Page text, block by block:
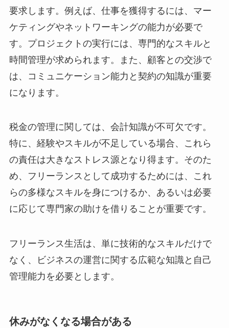
要求します。例えば、仕事を獲得するには、マー
ケティングやネットワーキングの能力が必要で
す。プロジェクトの実行には、専門的なスキルと
時間管理が求められます。また、顧客との交渉で
は、コミュニケーション能力と契約の知識が重要
になります。
税金の管理に関しては、会計知識が不可欠です。
特に、経験やスキルが不足している場合、これら
の責任は大きなストレス源となり得ます。そのた
め、フリーランスとして成功するためには、これ
らの多様なスキルを身につけるか、あるいは必要
に応じて専門家の助けを借りることが重要です。
フリーランス生活は、単に技術的なスキルだけで
なく、ビジネスの運営に関する広範な知識と自己
管理能力を必要とします。
休みがなくなる場合がある